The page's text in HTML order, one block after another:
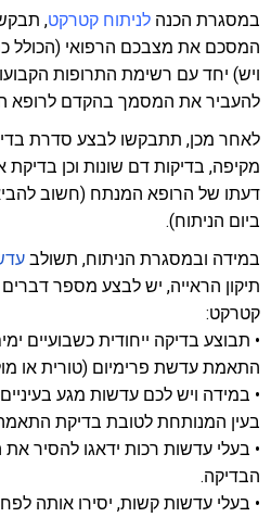
במסגרת הכנה לניתוח קטרקט,
המסכם את מצבכם הרפואי (הכולל
ויש) יחד עם רשימת התרופות
להעביר את המסמך בהקדם לרופא
לאחר מכן, תתבקשו לבצע סדרת
מקיפה, בדיקות דם שונות וכן
דעתו של הרופא המנתח (חשוב
ביום הניתוח).
במידה ובמסגרת הניתוח, תשולב
תיקון הראייה, יש לבצע מספר
קטרקט:
• תבוצע בדיקה ייחודית כשבועיים
התאמת עדשת פרימיום (טורית או
• במידה ויש לכם עדשות מגע
בעין המנותחת לטובת בדיקת
• בעלי עדשות רכות ידאגו להסיר
הבדיקה.
• בעלי עדשות קשות, יסירו אותה